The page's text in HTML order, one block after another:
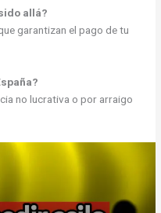
allá?
garantizan el pago de tu
no lucrativa o por arraigo